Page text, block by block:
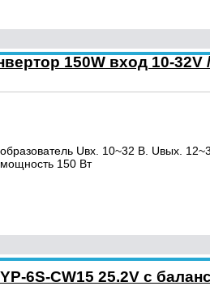
150W вход 10-32V
Uвх. 10~32 В. Uвых.
150 Вт
6S-CW15 25.2V с